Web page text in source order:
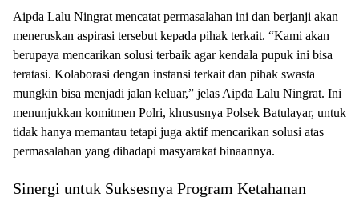
Aipda Lalu Ningrat mencatat permasalahan ini dan berjanji akan
meneruskan aspirasi tersebut kepada pihak terkait. “Kami akan
berupaya mencarikan solusi terbaik agar kendala pupuk ini bisa
teratasi. Kolaborasi dengan instansi terkait dan pihak swasta
mungkin bisa menjadi jalan keluar,” jelas Aipda Lalu Ningrat. Ini
menunjukkan komitmen Polri, khususnya Polsek Batulayar, untuk
tidak hanya memantau tetapi juga aktif mencarikan solusi atas
permasalahan yang dihadapi masyarakat binaannya.
Sinergi untuk Suksesnya Program Ketahanan